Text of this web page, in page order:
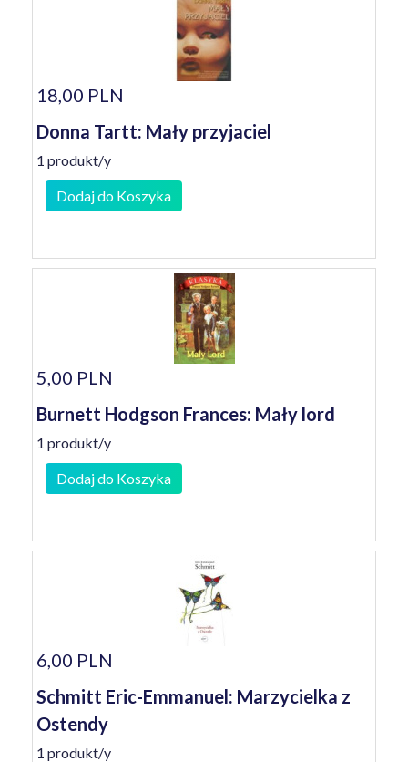
18,00 PLN
Donna Tartt: Mały przyjaciel
1 produkt/y
Dodaj do Koszyka
5,00 PLN
Burnett Hodgson Frances: Mały lord
1 produkt/y
Dodaj do Koszyka
6,00 PLN
Schmitt Eric-Emmanuel: Marzycielka z
Ostendy
1 produkt/y